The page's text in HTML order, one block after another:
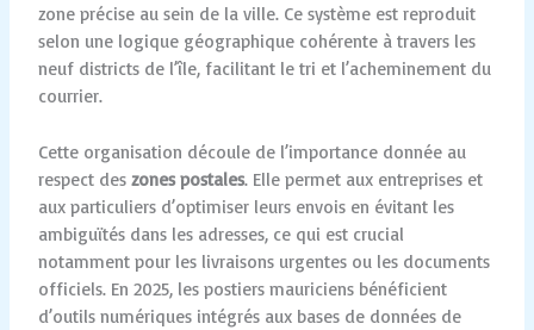
zone précise au sein de la ville. Ce système est reproduit
selon une logique géographique cohérente à travers les
neuf districts de l’île, facilitant le tri et l’acheminement du
courrier.
Cette organisation découle de l’importance donnée au
respect deszones postales. Elle permet aux entreprises et
aux particuliers d’optimiser leurs envois en évitant les
ambiguïtés dans les adresses, ce qui est crucial
notamment pour les livraisons urgentes ou les documents
officiels. En 2025, les postiers mauriciens bénéficient
d’outils numériques intégrés aux bases de données de